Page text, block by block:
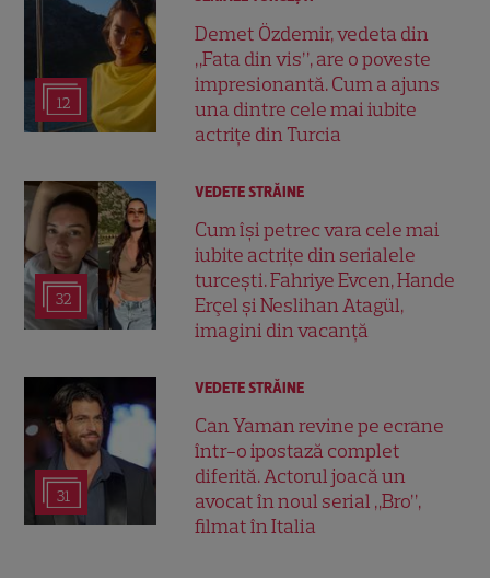
12
Demet Özdemir, vedeta din
„Fata din vis”, are o poveste
impresionantă. Cum a ajuns
una dintre cele mai iubite
actrițe din Turcia
32
VEDETE STRĂINE
Cum își petrec vara cele mai
iubite actrițe din serialele
turcești. Fahriye Evcen, Hande
Erçel și Neslihan Atagül,
imagini din vacanță
31
VEDETE STRĂINE
Can Yaman revine pe ecrane
într-o ipostază complet
diferită. Actorul joacă un
avocat în noul serial „Bro”,
filmat în Italia